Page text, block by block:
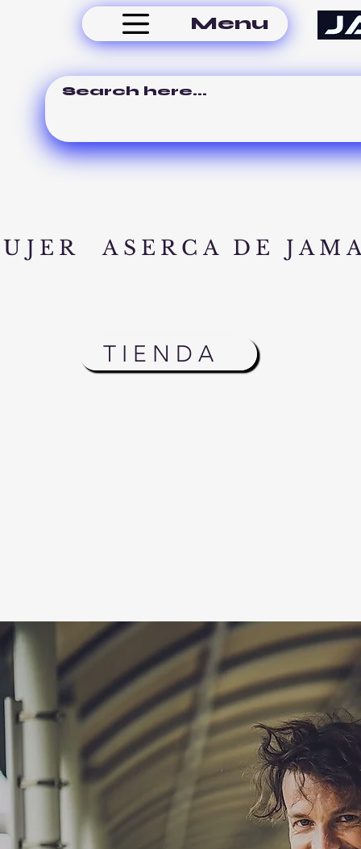
Menu
ASERCA DE
TIENDA